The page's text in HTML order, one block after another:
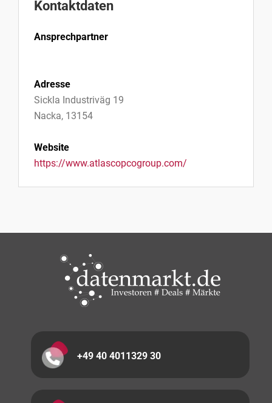
Kontaktdaten
Ansprechpartner
Adresse
Sickla Industriväg 19
Nacka, 13154
Website
https://www.atlascopcogroup.com/
+49 40 4011329 30